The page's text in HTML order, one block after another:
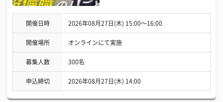
開催日時 2026年08月27日(木) 15:00〜16:00
開催場所 オンラインにて実施
募集人数 300名
申込締切 2026年08月27日(木) 14:00